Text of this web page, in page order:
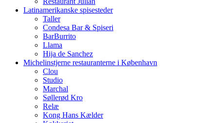
Latinamerikanske spisesteder
Taller
Condesa Bar & Spiseri
BarBurrito
Llama
Hija de Sanchez
Michelinstjerne restauranterne i København
Clou
Studio
Marchal
Søllerød Kro
Relæ
Kong Hans Kælder